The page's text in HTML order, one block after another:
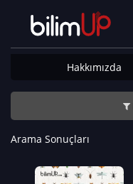
Hakkımızda
Arama Sonuçları